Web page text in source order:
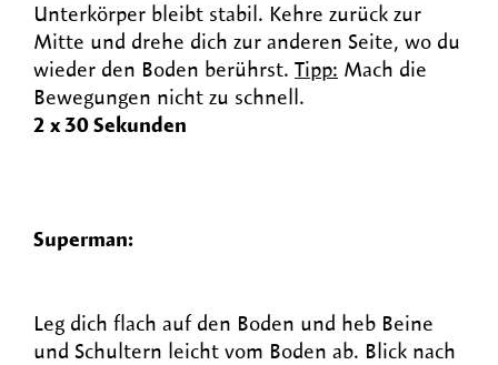
Unterkörper bleibt stabil. Kehre zurück zur
Mitte und drehe dich zur anderen Seite, wo du
wieder den Boden berührst. Tipp: Mach die
Bewegungen nicht zu schnell.
2 x 30 Sekunden
Superman:
Leg dich flach auf den Boden und heb Beine
und Schultern leicht vom Boden ab. Blick nach